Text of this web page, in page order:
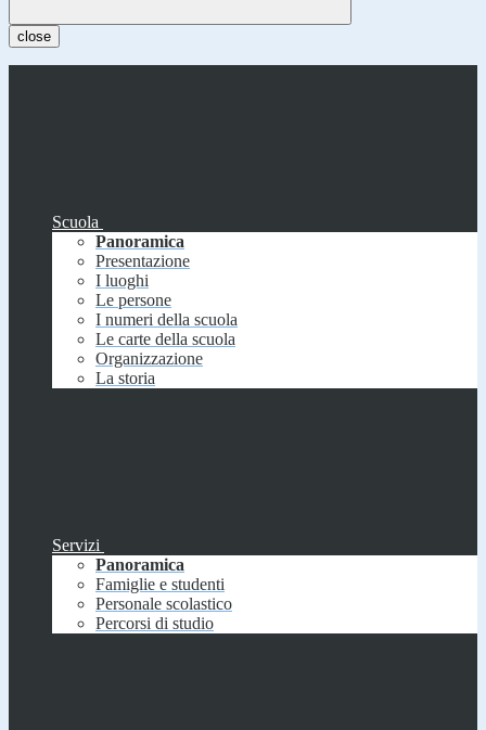
close
Scuola
Panoramica
Presentazione
I luoghi
Le persone
I numeri della scuola
Le carte della scuola
Organizzazione
La storia
Servizi
Panoramica
Famiglie e studenti
Personale scolastico
Percorsi di studio